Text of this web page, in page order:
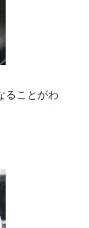
ることがわ